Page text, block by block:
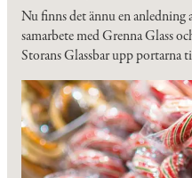
Nu finns det ännu en
samarbete med Grenna Glass
Storans Glassbar upp portarna